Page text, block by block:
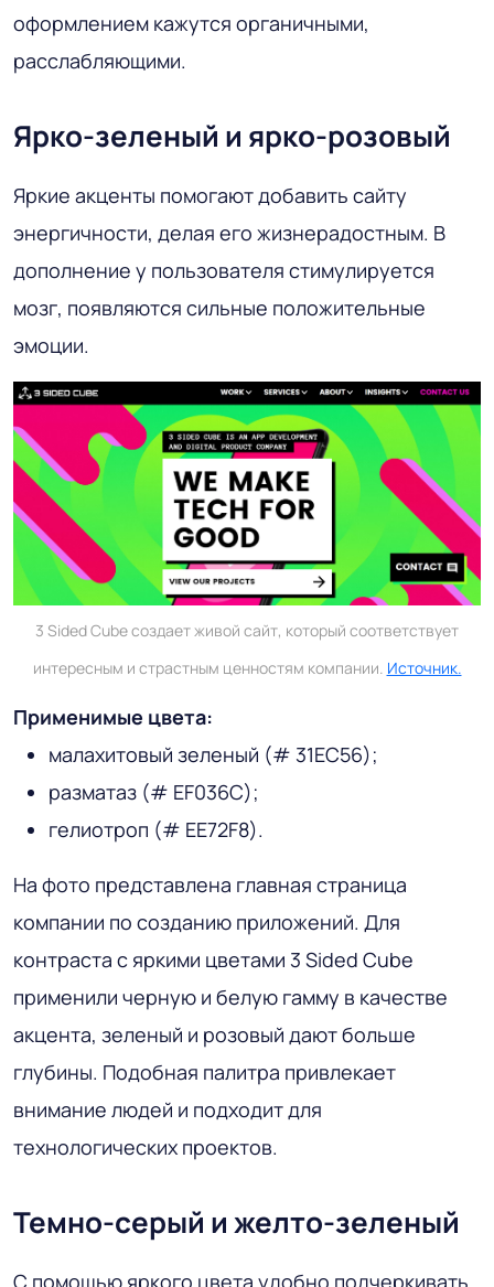
оформлением кажутся органичными,
расслабляющими.
Ярко-зеленый и ярко-розовый
Яркие акценты помогают добавить сайту
энергичности, делая его жизнерадостным. В
дополнение у пользователя стимулируется
мозг, появляются сильные положительные
эмоции.
3 Sided Cube создает живой сайт, который соответствует
интересным и страстным ценностям компании. Источник.
Применимые цвета:
малахитовый зеленый (# 31EC56);
разматаз (# EF036C);
гелиотроп (# EE72F8).
На фото представлена главная страница
компании по созданию приложений. Для
контраста с яркими цветами 3 Sided Cube
применили черную и белую гамму в качестве
акцента, зеленый и розовый дают больше
глубины. Подобная палитра привлекает
внимание людей и подходит для
технологических проектов.
Темно-серый и желто-зеленый
С помощью яркого цвета удобно подчеркивать